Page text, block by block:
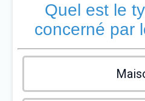
Quel est le
concerné par